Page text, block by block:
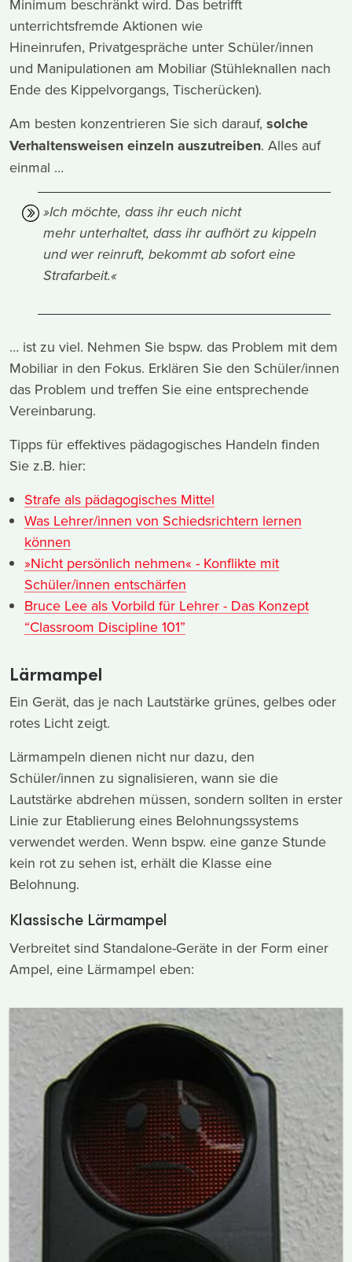
Minimum beschränkt wird. Das betrifft
unterrichtsfremde Aktionen wie
Hineinrufen, Privatgespräche unter Schüler/innen
und Manipulationen am Mobiliar (Stühleknallen nach
Ende des Kippelvorgangs, Tischerücken).
Am besten konzentrieren Sie sich darauf, solche
Verhaltensweisen einzeln auszutreiben. Alles auf
einmal …
»Ich möchte, dass ihr euch nicht
mehr unterhaltet, dass ihr aufhört zu kippeln
und wer reinruft, bekommt ab sofort eine
Strafarbeit.«
… ist zu viel. Nehmen Sie bspw. das Problem mit dem
Mobiliar in den Fokus. Erklären Sie den Schüler/innen
das Problem und treffen Sie eine entsprechende
Vereinbarung.
Tipps für effektives pädagogisches Handeln finden
Sie z.B. hier:
Strafe als pädagogisches Mittel
Was Lehrer/innen von Schiedsrichtern lernen
können
»Nicht persönlich nehmen« - Konflikte mit
Schüler/innen entschärfen
Bruce Lee als Vorbild für Lehrer - Das Konzept
“Classroom Discipline 101”
Lärmampel
Ein Gerät, das je nach Lautstärke grünes, gelbes oder
rotes Licht zeigt.
Lärmampeln dienen nicht nur dazu, den
Schüler/innen zu signalisieren, wann sie die
Lautstärke abdrehen müssen, sondern sollten in erster
Linie zur Etablierung eines Belohnungssystems
verwendet werden. Wenn bspw. eine ganze Stunde
kein rot zu sehen ist, erhält die Klasse eine
Belohnung.
Klassische Lärmampel
Verbreitet sind Standalone-Geräte in der Form einer
Ampel, eine Lärmampel eben: